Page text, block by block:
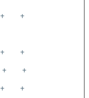
+ +
+
+
+
+
+
+